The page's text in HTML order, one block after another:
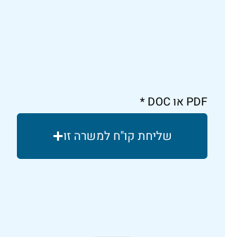
PDF או DOC
שליחת קו"ח למשרה זו